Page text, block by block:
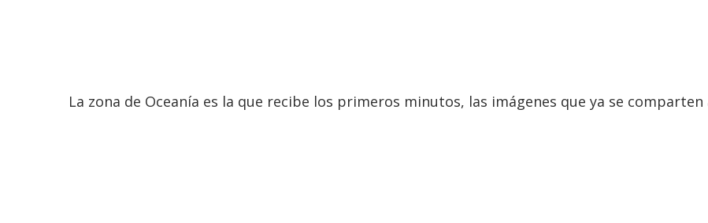
La zona de Oceanía es la que recibe los primeros minutos, las imágenes que ya se